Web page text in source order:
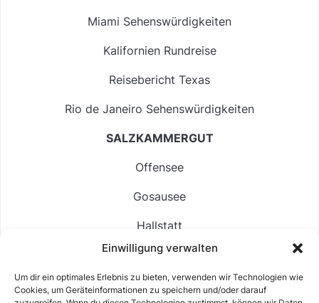
Einwilligung verwalten
Um dir ein optimales Erlebnis zu bieten, verwenden wir Technologien wie
Cookies, um Geräteinformationen zu speichern und/oder darauf
Miami Sehenswürdigkeiten
Kalifornien Rundreise
Reisebericht Texas
Rio de Janeiro Sehenswürdigkeiten
SALZKAMMERGUT
Offensee
Gosausee
Hallstatt
Langbathsee
Altausseer See